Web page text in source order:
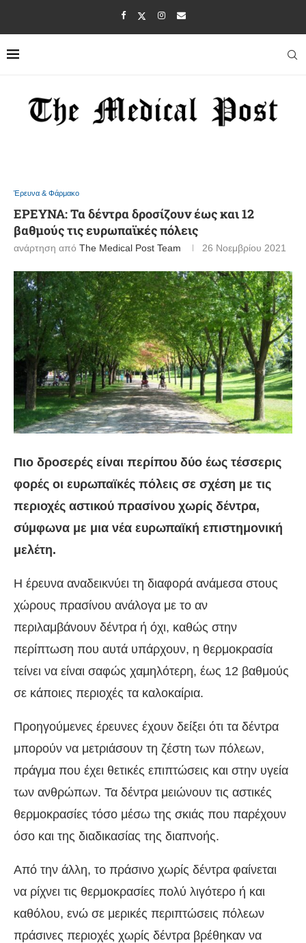
Έρευνα & Φάρμακο
ΕΡΕΥΝΑ: Τα δέντρα δροσίζουν έως και 12
βαθμούς τις ευρωπαϊκές πόλεις
ανάρτηση από The Medical Post Team 26 Νοεμβρίου 2021
Πιο δροσερές είναι περίπου δύο έως τέσσερις
φορές οι ευρωπαϊκές πόλεις σε σχέση με τις
περιοχές αστικού πρασίνου χωρίς δέντρα,
σύμφωνα με μια νέα ευρωπαϊκή επιστημονική
μελέτη.
Η έρευνα αναδεικνύει τη διαφορά ανάμεσα στους
χώρους πρασίνου ανάλογα με το αν
περιλαμβάνουν δέντρα ή όχι, καθώς στην
περίπτωση που αυτά υπάρχουν, η θερμοκρασία
τείνει να είναι σαφώς χαμηλότερη, έως 12 βαθμούς
σε κάποιες περιοχές τα καλοκαίρια.
Προηγούμενες έρευνες έχουν δείξει ότι τα δέντρα
μπορούν να μετριάσουν τη ζέστη των πόλεων,
πράγμα που έχει θετικές επιπτώσεις και στην υγεία
των ανθρώπων. Τα δέντρα μειώνουν τις αστικές
θερμοκρασίες τόσο μέσω της σκιάς που παρέχουν
όσο και της διαδικασίας της διαπνοής.
Από την άλλη, το πράσινο χωρίς δέντρα φαίνεται
να ρίχνει τις θερμοκρασίες πολύ λιγότερο ή και
καθόλου, ενώ σε μερικές περιπτώσεις πόλεων
πράσινες περιοχές χωρίς δέντρα βρέθηκαν να